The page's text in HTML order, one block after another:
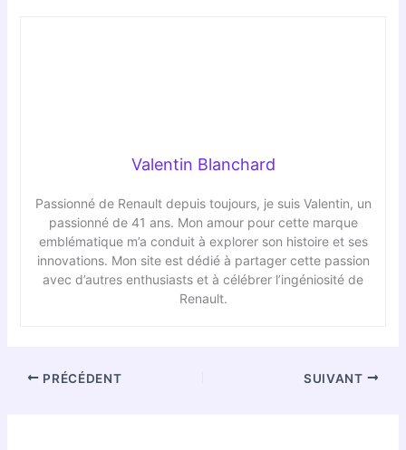
Valentin Blanchard
Passionné de Renault depuis toujours, je suis Valentin, un
passionné de 41 ans. Mon amour pour cette marque
emblématique m’a conduit à explorer son histoire et ses
innovations. Mon site est dédié à partager cette passion
avec d’autres enthusiasts et à célébrer l’ingéniosité de
Renault.
PRÉCÉDENT SUIVANT